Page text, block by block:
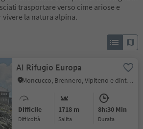
trasportare verso cime ariose e
la natura alpina.
Al Rifugio Europa
Moncucco, Brennero, Vipiteno e dintorni
Difficile
Difficoltà
1718 m
Salita
8h:30 Min
durata